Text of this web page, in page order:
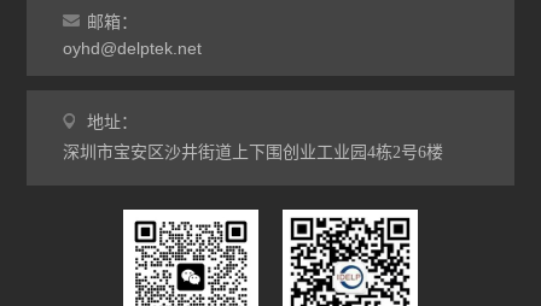
邮箱：
oyhd@delptek.net
地址：
深圳市宝安区沙井街道上下围创业工业园4栋2号6楼